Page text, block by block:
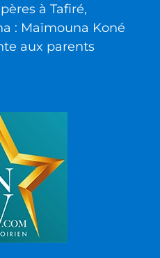
à Tafiré,
: Maïmouna Koné
aux parents